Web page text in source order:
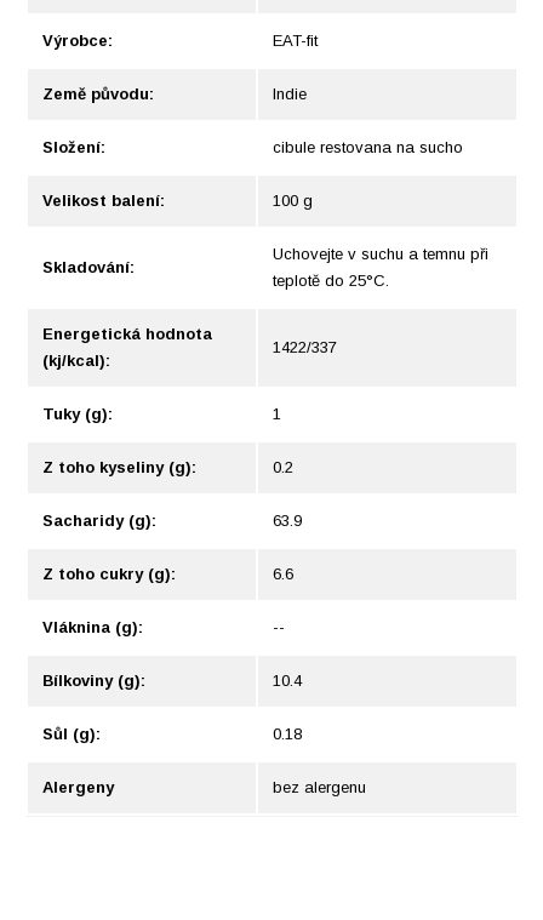
Výrobce: EAT-fit
Země původu: Indie
Složení: cibule restovana na sucho
Velikost balení: 100 g
Skladování:
Uchovejte v suchu a temnu při
teplotě do 25°C.
Energetická hodnota
(kj/kcal):
1422/337
Tuky (g): 1
Z toho kyseliny (g): 0.2
Sacharidy (g): 63.9
Z toho cukry (g): 6.6
Vláknina (g): --
Bílkoviny (g): 10.4
Sůl (g): 0.18
Alergeny bez alergenu